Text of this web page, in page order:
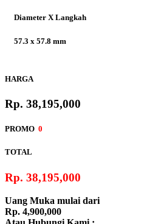
Diameter X Langkah
57.3 x 57.8 mm
Tipe Starter
Pedal dan Elektrik
Sistem Bahan Bakar
PGM-FI (Programmed Fuel Injection)
Transmisi
HARGA
Rp. 38,195,000
PROMO 0
TOTAL
Rp. 38,195,000
Uang Muka mulai dari
Rp. 4,900,000